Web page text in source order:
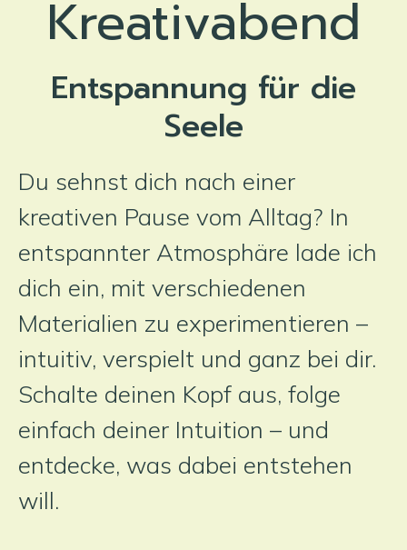
Kreativabend
Entspannung für die
Seele
Du sehnst dich nach einer
kreativen Pause vom Alltag? In
entspannter Atmosphäre lade ich
dich ein, mit verschiedenen
Materialien zu experimentieren –
intuitiv, verspielt und ganz bei dir.
Schalte deinen Kopf aus, folge
einfach deiner Intuition – und
entdecke, was dabei entstehen
will.